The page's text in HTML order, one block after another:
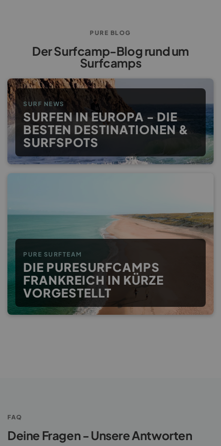
PURE BLOG
Der Surfcamp-Blog rund um
Surfcamps
SURF NEWS
SURFEN IN EUROPA - DIE
BESTEN DESTINATIONEN &
SURFSPOTS
PURE SURFTEAM
DIE PURESURFCAMPS
FRANKREICH IN KÜRZE
VORGESTELLT
FAQ
Deine Fragen - Unsere Antworten